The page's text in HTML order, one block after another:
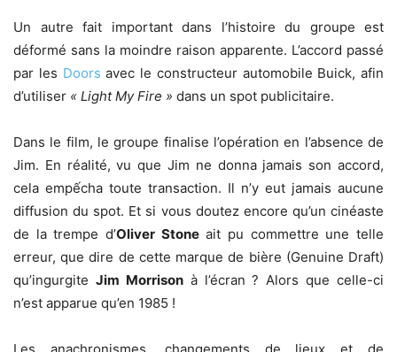
Un autre fait important dans l’histoire du groupe est
déformé sans la moindre raison apparente. L’accord passé
par les Doors avec le constructeur automobile Buick, afin
d’utiliser « Light My Fire » dans un spot publicitaire.
Dans le film, le groupe finalise l’opération en l’absence de
Jim. En réalité, vu que Jim ne donna jamais son accord,
cela empếcha toute transaction. Il n’y eut jamais aucune
diffusion du spot. Et si vous doutez encore qu’un cinéaste
de la trempe d’Oliver Stoneait pu commettre une telle
erreur, que dire de cette marque de bière (Genuine Draft)
qu’ingurgite Jim Morrisonà l’écran ? Alors que celle-ci
n’est apparue qu’en 1985 !
Les anachronismes, changements de lieux et de